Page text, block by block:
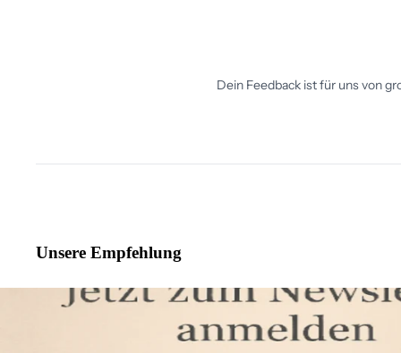
Unsere Empfehlung